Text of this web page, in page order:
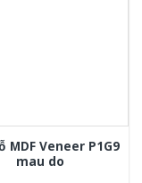
MDF Veneer P1G9
mau do